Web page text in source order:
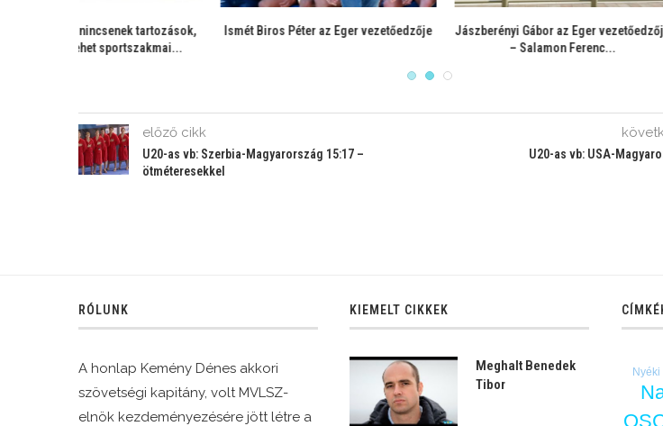
Az egriek új neve: DIGI-Eger – Biros
Péter...
Tóth Kálmán irányítja az Eger csapatát –
Biros Péter
előző cikk
U20-as vb: Szerbia-Magyarország 15:17 –
ötméteresekkel
U20-as vb: USA-
RÓLUNK
A honlap Kemény Dénes akkori
szövetségi kapitány, volt MVLSZ-
elnök kezdeményezésére jött létre a
KIEMELT CIKKEK
Meghalt Benedek
Tibor